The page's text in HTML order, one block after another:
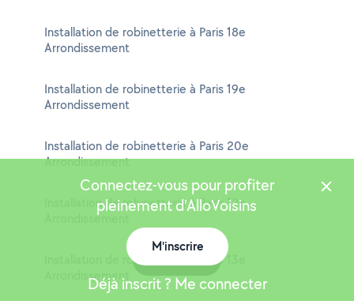
Installation de robinetterie à Paris 18e
Arrondissement
Installation de robinetterie à Paris 19e
Arrondissement
Installation de robinetterie à Paris 20e
Arrondissement
Installation de robinetterie à Paris 12e
Arrondissement
Installation de robinetterie à Paris 13e
Arrondissement
Connectez-vous pour profiter
pleinement d'AlloVoisins
M'inscrire
Déjà inscrit ? Me connecter